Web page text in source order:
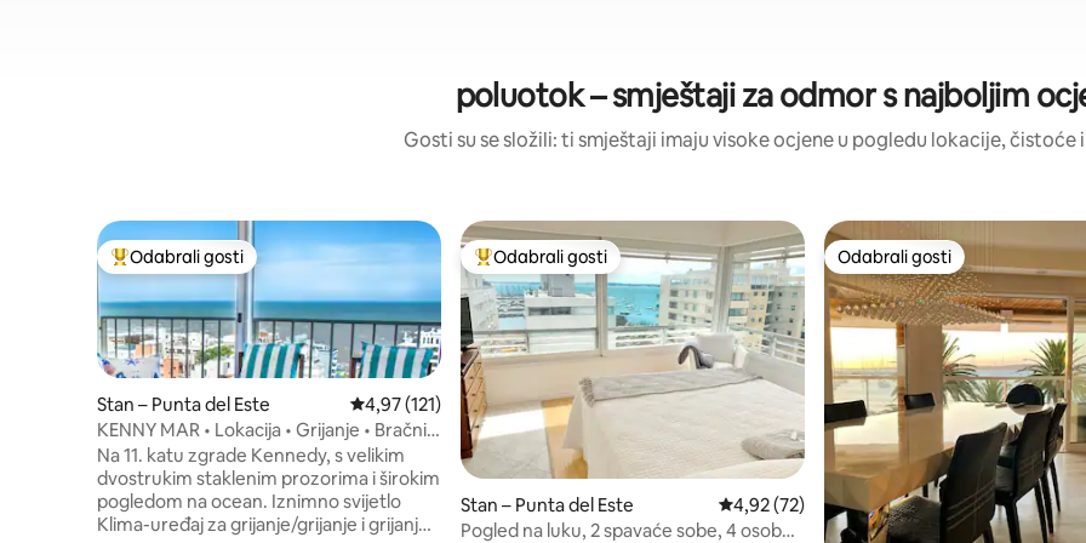
poluotok – smještaji za odmor s najboljim
Gosti su se složili: ti smještaji imaju visoke ocjene u pogledu lokacije, čistoće
Među najviše rangiranima s oznakom „Odabrali gosti”
Odabrali gosti
Stan – Punta del Este Prosječna ocjena: 4,97/5, recenzija: 121
4,97 (121)
KENNY MAR • Lokacija • Grijanje • Bračni
krevet (king-size)
Na 11. katu zgrade Kennedy, s velikim
dvostrukim staklenim prozorima i širokim
pogledom na ocean. Iznimno svijetlo
Klima-uređaj za grijanje/grijanje i grijanje,
Među najviše rangiranima s oznakom „Odabrali gosti”
Odabrali gosti
Stan – Punta del Este Prosječna ocjena: 4,92/5, recenzija: 72
4,92 (72)
Pogled na luku, 2 spavaće sobe, 4 osobe,
Odabrali gosti
Odabrali gosti